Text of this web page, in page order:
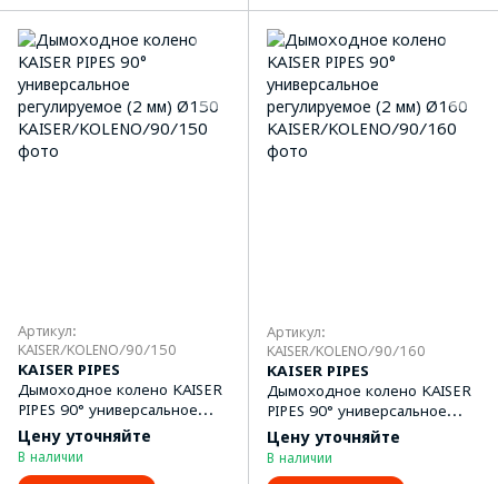
Артикул:
KAISER/KOLENO/90/150
KAISER PIPES
Дымоходное колено KAISER
PIPES 90° универсальное
регулируемое (2 мм) Ø150
Цену уточняйте
В наличии
Артикул:
KAISER/KOLENO/90/160
KAISER PIPES
Дымоходное колено KAISER
PIPES 90° универсальное
регулируемое (2 мм) Ø160
Цену уточняйте
В наличии